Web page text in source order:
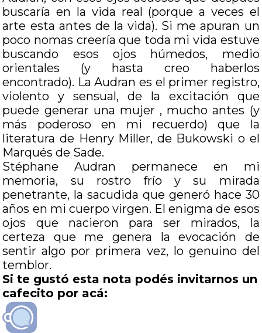
buscaría en la vida real (porque a veces el
arte esta antes de la vida). Si me apuran un
poco nomas creería que toda mi vida estuve
buscando esos ojos húmedos, medio
orientales (y hasta creo haberlos
encontrado). La Audran es el primer registro,
violento y sensual, de la excitación que
puede generar una mujer , mucho antes (y
más poderoso en mi recuerdo) que la
literatura de Henry Miller, de Bukowski o el
Marqués de Sade.
Stéphane Audran permanece en mi
memoria, su rostro frío y su mirada
penetrante, la sacudida que generó hace 30
años en mi cuerpo virgen. El enigma de esos
ojos que nacieron para ser mirados, la
certeza que me genera la evocación de
sentir algo por primera vez, lo genuino del
temblor.
Si te gustó esta nota podés invitarnos un
cafecito por acá: